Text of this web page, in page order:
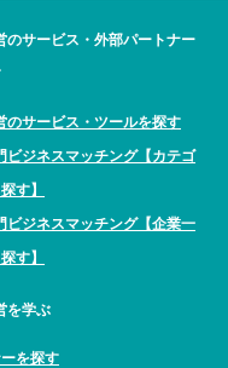
のサービス・外部パートナー
のサービス・ツールを探す
ビジネスマッチング【カテゴ
す】
ビジネスマッチング【企業一
す】
を学ぶ
を探す